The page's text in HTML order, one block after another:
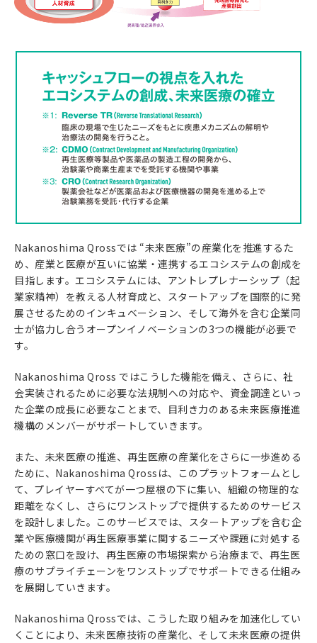
Nakanoshima Qrossでは “未来医療”の産業化を推進するた
め、産業と医療が互いに協業・連携するエコシステムの創成を
目指します。エコシステムには、アントレプレナーシップ（起
業家精神）を教える人材育成と、スタートアップを国際的に発
展させるためのインキュベーション、そして海外を含む企業同
士が協力し合うオープンイノベーションの3つの機能が必要で
す。
Nakanoshima Qross ではこうした機能を備え、さらに、社
会実装されるために必要な法規制への対応や、資金調達といっ
た企業の成長に必要なことまで、目利き力のある未来医療推進
機構のメンバーがサポートしていきます。
また、未来医療の推進、再生医療の産業化をさらに一歩進める
ために、Nakanoshima Qrossは、このプラットフォームとし
て、プレイヤーすべてが一つ屋根の下に集い、組織の物理的な
距離をなくし、さらにワンストップで提供するためのサービス
を設計しました。このサービスでは、スタートアップを含む企
業や医療機関が再生医療事業に関するニーズや課題に対処する
ための窓口を設け、再生医療の市場探索から治療まで、再生医
療のサプライチェーンをワンストップでサポートできる仕組み
を展開していきます。
Nakanoshima Qrossでは、こうした取り組みを加速化してい
くことにより、未来医療技術の産業化、そして未来医療の提供